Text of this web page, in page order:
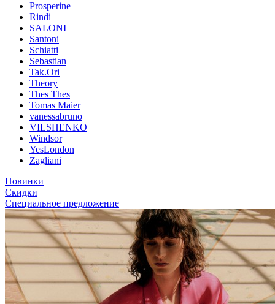
Prosperine
Rindi
SALONI
Santoni
Schiatti
Sebastian
Tak.Ori
Theory
Thes Thes
Tomas Maier
vanessabruno
VILSHENKO
Windsor
YesLondon
Zagliani
Новинки
Скидки
Специальное предложение